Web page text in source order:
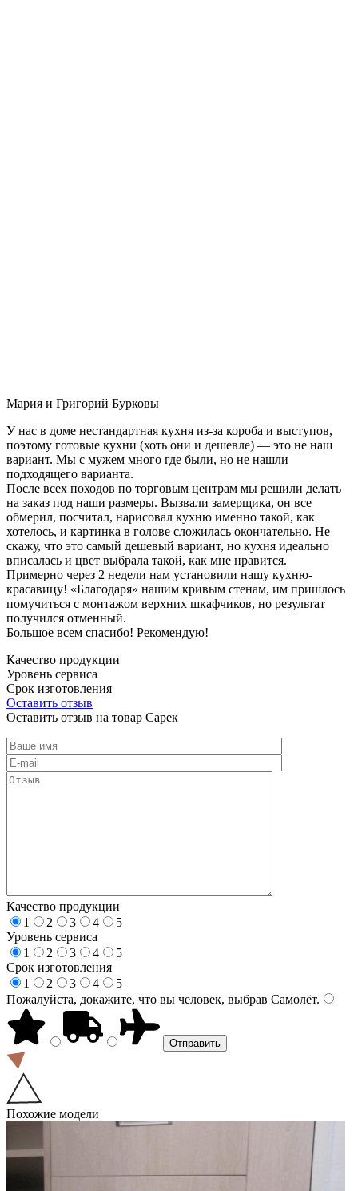
Мария и Григорий Бурковы
У нас в доме нестандартная кухня из-за короба и выступов,
поэтому готовые кухни (хоть они и дешевле) — это не наш
вариант. Мы с мужем много где были, но не нашли
подходящего варианта.
После всех походов по торговым центрам мы решили делать
на заказ под наши размеры. Вызвали замерщика, он все
обмерил, посчитал, нарисовал кухню именно такой, как
хотелось, и картинка в голове сложилась окончательно. Не
скажу, что это самый дешевый вариант, но кухня идеально
вписалась и цвет выбрала такой, как мне нравится.
Примерно через 2 недели нам установили нашу кухню-
красавицу! «Благодаря» нашим кривым стенам, им пришлось
помучиться с монтажом верхних шкафчиков, но результат
получился отменный.
Большое всем спасибо! Рекомендую!
Качество продукции
Уровень сервиса
Срок изготовления
Оставить отзыв
Оставить отзыв на товар Сарек
Качество продукции
1
2 3 4
5
Уровень сервиса
1
2 3 4
5
Срок изготовления
1
2 3 4
5
Пожалуйста, докажите, что вы человек, выбрав Самолёт.
Похожие модели